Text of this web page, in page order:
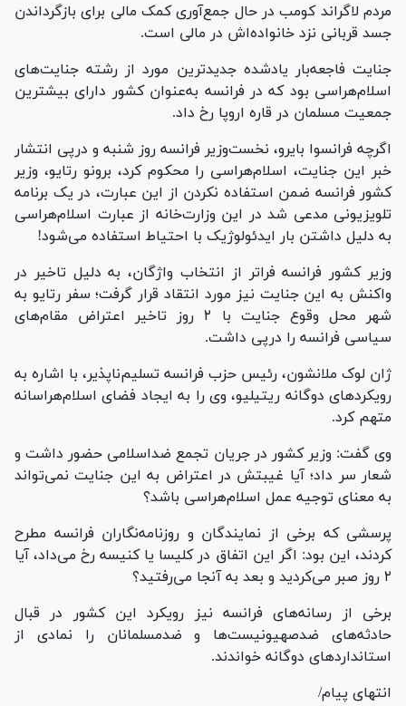
مردم لاگراند کومب در حال جمع‌آوری کمک مالی برای بازگرداندن
جسد قربانی نزد خانواده‌اش در مالی است.
جنایت فاجعه‌بار یادشده جدیدترین مورد از رشته جنایت‌های
اسلام‌هراسی‌ بود که در فرانسه به‌عنوان کشور دارای بیشترین
جمعیت مسلمان در قاره اروپا رخ داد.
اگرچه فرانسوا بایرو، نخست‌وزیر فرانسه روز شنبه و درپی انتشار
خبر این جنایت، اسلام‌هراسی را محکوم کرد، برونو رتایو، وزیر
کشور فرانسه ضمن استفاده نکردن از این عبارت، در یک برنامه
تلویزیونی مدعی شد در این وزارت‌خانه از عبارت اسلام‌هراسی
به دلیل داشتن بار ایدئولوژیک با احتیاط استفاده می‌شود!
وزیر کشور فرانسه فراتر از انتخاب واژگان، به دلیل تاخیر در
واکنش به این جنایت نیز مورد انتقاد قرار گرفت؛ سفر رتایو به
شهر محل وقوع جنایت با ۲ روز تاخیر اعتراض مقام‌های
سیاسی فرانسه را درپی داشت.
ژان لوک ملانشون، رئیس حزب فرانسه تسلیم‌ناپذیر، با اشاره به
رویکرد‌های دوگانه ریتیلیو، وی را به ایجاد فضای اسلام‌هراسانه
متهم کرد.
وی گفت: وزیر کشور در جریان تجمع ضداسلامی حضور داشت و
شعار سر داد؛ آیا غیبتش در اعتراض به این جنایت نمی‌تواند
به معنای توجیه عمل اسلام‌هراسی باشد؟
پرسشی که برخی از نمایندگان و روزنامه‌‎نگاران فرانسه مطرح
کردند، این بود: اگر این اتفاق در کلیسا یا کنیسه رخ می‌داد، آیا
۲ روز صبر می‌کردید و بعد به آنجا می‌رفتید؟
برخی از رسانه‌های فرانسه نیز رویکرد این کشور در قبال
حادثه‌های ضدصهیونیست‌ها و ضدمسلمانان را نمادی از
استاندارد‌های دوگانه خواندند.
انتهای پیام/